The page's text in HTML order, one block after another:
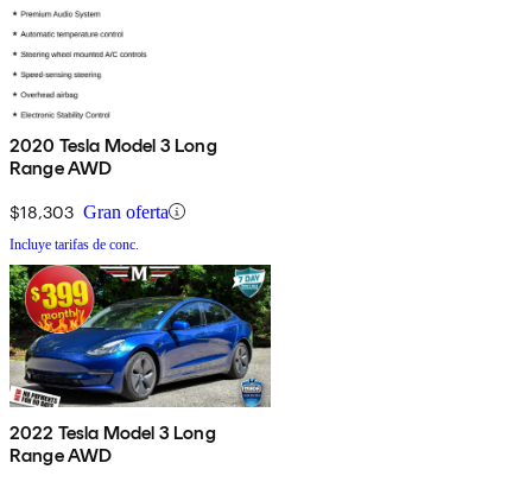
2020 Tesla Model 3 Long
Range AWD
$18,303 Gran oferta
Incluye tarifas de conc.
2022 Tesla Model 3 Long
Range AWD